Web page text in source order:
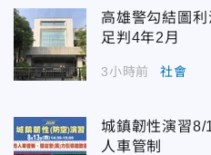
高雄警勾結圖
足判4年2月
3小時前 社會
城鎮韌性演習
人車管制